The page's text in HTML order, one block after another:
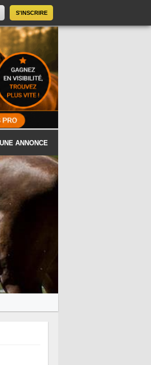
S'INSCRIRE
ANNONCE